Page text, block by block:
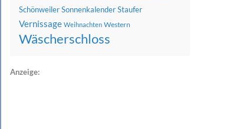
SchönweilerSonnenkalenderStaufer
Vernissage Weihnachten Western
Wäscherschloss
Anzeige: